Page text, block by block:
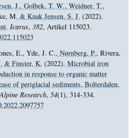
J., Golbek, T. W., Weidner, T.,
M. & Knak Jensen, S. J. (2022).
. Icarus, 382, Artikel 115023.
E., Yde, J. C., Nørnberg, P., Rivera,
& Finster, K. (2022). Microbial iron
in response to organic matter
of periglacial sediments, Bolterdalen,
Research, 54(1), 314-334.